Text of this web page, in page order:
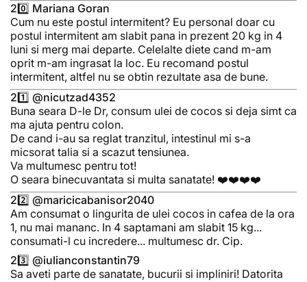
20️⃣ Mariana Goran
Cum nu este postul intermitent? Eu personal doar cu
postul intermitent am slabit pana in prezent 20 kg in 4
luni si merg mai departe. Celelalte diete cand m-am
oprit m-am ingrasat la loc. Eu recomand postul
intermitent, altfel nu se obtin rezultate asa de bune.
21️⃣ @nicutzad4352
Buna seara D-le Dr, consum ulei de cocos si deja simt ca
ma ajuta pentru colon.
De cand i-au sa reglat tranzitul, intestinul mi s-a
micsorat talia si a scazut tensiunea.
Va multumesc pentru tot!
O seara binecuvantata si multa sanatate! ❤️❤️❤️❤️
22️⃣ @maricicabanisor2040
Am consumat o lingurita de ulei cocos in cafea de la ora
1, nu mai mananc. In 4 saptamani am slabit 15 kg...
consumati-l cu incredere... multumesc dr. Cip.
23️⃣ @iulianconstantin79
Sa aveti parte de sanatate, bucurii si impliniri! Datorita